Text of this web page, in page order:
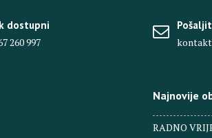
dostupni
260 997
Najnovije
RADNO